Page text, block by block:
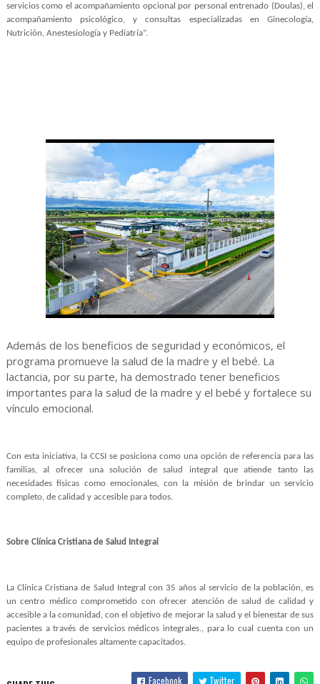
servicios como el acompañamiento opcional por personal entrenado (Doulas), el
acompañamiento psicológico, y consultas especializadas en Ginecología,
Nutrición, Anestesiología y Pediatría”.
Además de los beneficios de seguridad y económicos, el
programa promueve la salud de la madre y el bebé. La
lactancia, por su parte, ha demostrado tener beneficios
importantes para la salud de la madre y el bebé y fortalece su
vínculo emocional.
Con esta iniciativa, la CCSI se posiciona como una opción de referencia para las
familias, al ofrecer una solución de salud integral que atiende tanto las
necesidades físicas como emocionales, con la misión de brindar un servicio
completo, de calidad y accesible para todos.
Sobre Clínica Cristiana de Salud Integral
La Clínica Cristiana de Salud Integral con 35 años al servicio de la población, es
un centro médico comprometido con ofrecer atención de salud de calidad y
accesible a la comunidad, con el objetivo de mejorar la salud y el bienestar de sus
pacientes a través de servicios médicos integrales., para lo cual cuenta con un
equipo de profesionales altamente capacitados.
Facebook Twitter